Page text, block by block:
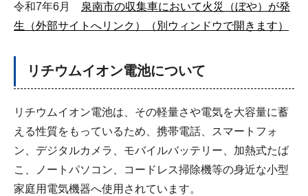
令和7年6月 泉南市の収集車において火災（ぼや）が発
生（外部サイトへリンク）（別ウィンドウで開きます）
リチウムイオン電池について
リチウムイオン電池は、その軽量さや電気を大容量に蓄
える性質をもっているため、携帯電話、スマートフォ
ン、デジタルカメラ、モバイルバッテリー、加熱式たば
こ、ノートパソコン、コードレス掃除機等の身近な小型
家庭用電気機器へ使用されています。